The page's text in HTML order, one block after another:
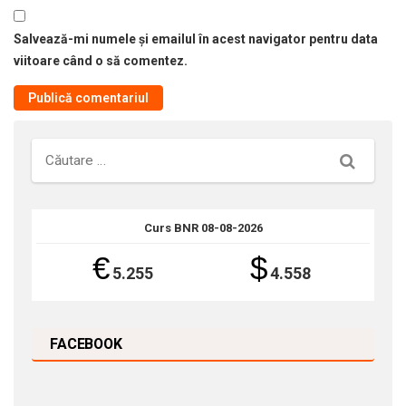
Salvează-mi numele și emailul în acest navigator pentru data
viitoare când o să comentez.
Căutare
Curs BNR 08-08-2026
€5.255 $4.558
FACEBOOK